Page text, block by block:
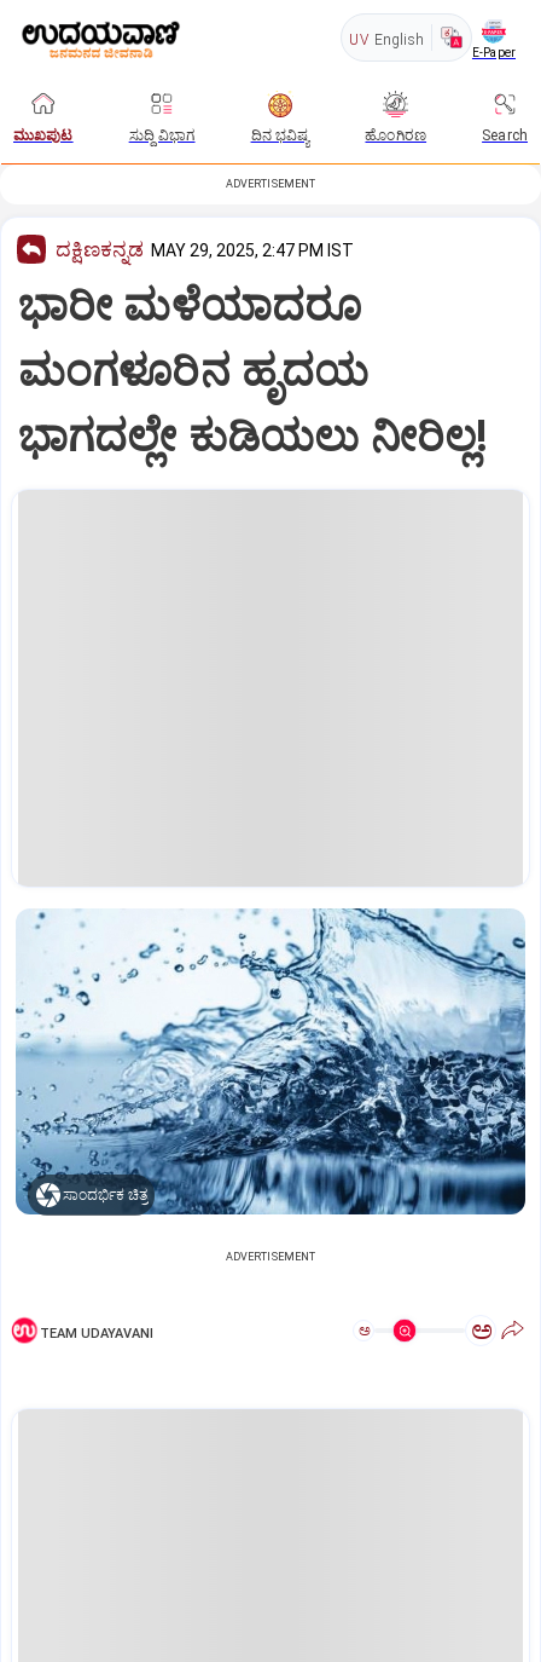
UV English
E-Paper
ಮುಖಪುಟ ಸುದ್ದಿ ವಿಭಾಗ ದಿನ ಭವಿಷ್ಯ ಹೊಂಗಿರಣ Search
ADVERTISEMENT
ದಕ್ಷಿಣಕನ್ನಡ MAY 29, 2025, 2:47 PM IST
ಭಾರೀ ಮಳೆಯಾದರೂ
ಮಂಗಳೂರಿನ ಹೃದಯ
ಭಾಗದಲ್ಲೇ ಕುಡಿಯಲು ನೀರಿಲ್ಲ!
ಸಾಂದರ್ಭಿಕ ಚಿತ್ರ
ADVERTISEMENT
TEAM UDAYAVANI ಅ ಅ